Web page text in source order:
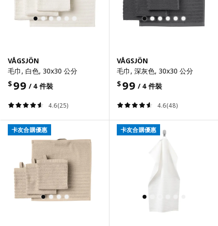
VÅGSJÖN
毛巾, 白色, 30x30 公分
$ 99 / 4 件裝
4.6(25)
VÅGSJÖN
毛巾, 深灰色, 30x30 公分
$ 99 / 4 件裝
4.6(48)
卡友合購優惠 卡友合購優惠